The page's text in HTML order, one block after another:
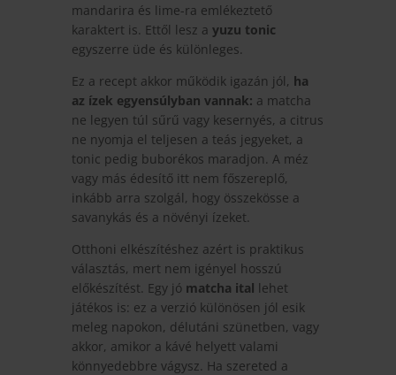
mandarira és lime-ra emlékeztető
karaktert is. Ettől lesz a yuzu tonic
egyszerre üde és különleges.
Ez a recept akkor működik igazán jól, ha
az ízek egyensúlyban vannak: a matcha
ne legyen túl sűrű vagy kesernyés, a citrus
ne nyomja el teljesen a teás jegyeket, a
tonic pedig buborékos maradjon. A méz
vagy más édesítő itt nem főszereplő,
inkább arra szolgál, hogy összekösse a
savanykás és a növényi ízeket.
Otthoni elkészítéshez azért is praktikus
választás, mert nem igényel hosszú
előkészítést. Egy jó matcha ital lehet
játékos is: ez a verzió különösen jól esik
meleg napokon, délutáni szünetben, vagy
akkor, amikor a kávé helyett valami
könnyedebbre vágysz. Ha szereted a